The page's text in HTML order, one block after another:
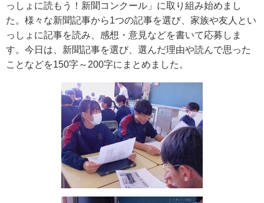
っしょに読もう！新聞コンクール」に取り組み始めまし
た。様々な新聞記事から1つの記事を選び、家族や友人とい
っしょに記事を読み、感想・意見などを書いて応募しま
す。今日は、新聞記事を選び、選んだ理由や読んで思った
ことなどを150字～200字にまとめました。